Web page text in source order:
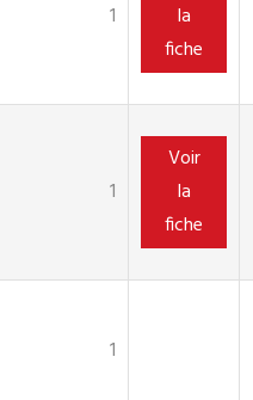
1
la
fiche
1
Voir
la
fiche
1